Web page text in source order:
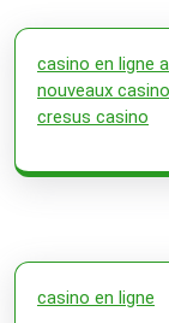
casino en ligne
nouveaux
cresus casino
casino en ligne